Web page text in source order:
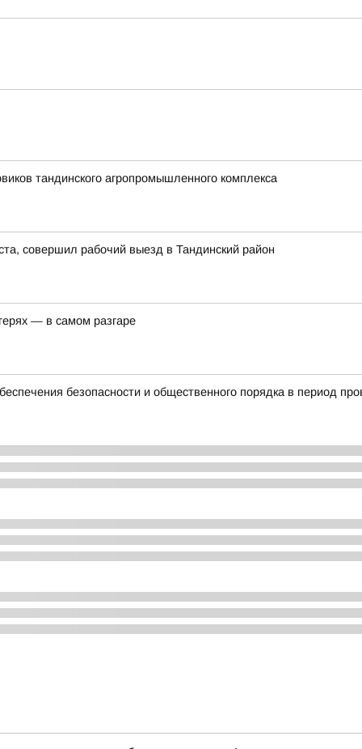
тандинского агропромышленного комплекса
совершил рабочий выезд в Тандинский район
— в самом разгаре
безопасности и общественного порядка в период